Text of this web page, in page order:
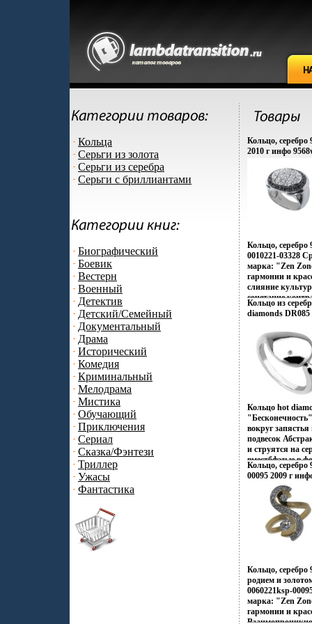
Кольца
Серьги из золота
Серьги из серебра
Серьги с бриллиантами
Биографический
Боевик
Вестерн
Военный
Детектив
Детский/Семейный
Документальный
Драма
Исторический
Комедия
Криминальный
Мелодрама
Мистика
Обучающий
Приключения
Сериал
Сказка/Фэнтези
Триллер
Ужасы
Фантастика
Кольцо, серебро
2010 г инфо
Кольцо,
0010221-03328
марка: "Zen
гармонии и
слияние
сочетание
Настроения
французских
рифов и
динамика моды
это
Zen Zone
традиционному
украшений,
Украшения Zen
избранных –
создавать свой
приобретая при
уверенность в
Кольцо из
diamonds DR085
Кольцо hot
вокруг
подвесок
и струятся на
вместбфэдые в
струящаяся и
бесконечности
бриллианты в
щедрости и
покрыты
Артикул:
серебвдлерро,
4, чистота 4
— настоящие
Преимуществом
является их
английская
сильнейшей в
Кольцо, серебро
00095 2009 г
Кольцо,
родием и
0060221ksp-
марка: "Zen
гармонии и